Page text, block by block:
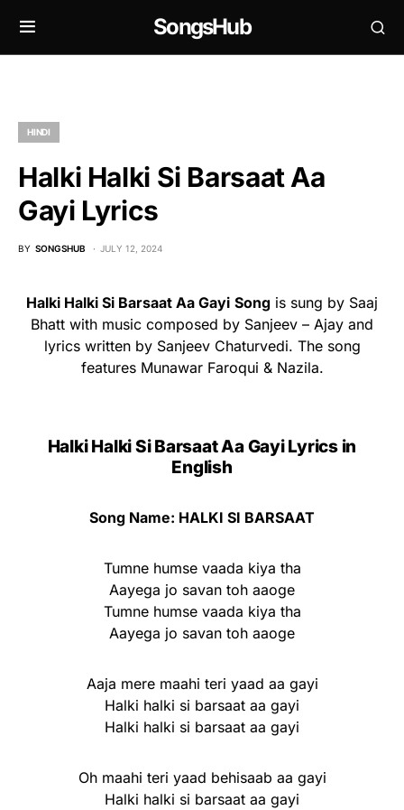
SongsHub
HINDI
Halki Halki Si Barsaat Aa
Gayi Lyrics
BY SONGSHUB JULY 12, 2024
Halki Halki Si Barsaat Aa Gayi Song is sung by Saaj
Bhatt with music composed by Sanjeev – Ajay and
lyrics written by Sanjeev Chaturvedi. The song
features Munawar Faroqui & Nazila.
Halki Halki Si Barsaat Aa Gayi Lyrics in
English
Song Name: HALKI SI BARSAAT
Tumne humse vaada kiya tha
Aayega jo savan toh aaoge
Tumne humse vaada kiya tha
Aayega jo savan toh aaoge
Aaja mere maahi teri yaad aa gayi
Halki halki si barsaat aa gayi
Halki halki si barsaat aa gayi
Oh maahi teri yaad behisaab aa gayi
Halki halki si barsaat aa gayi